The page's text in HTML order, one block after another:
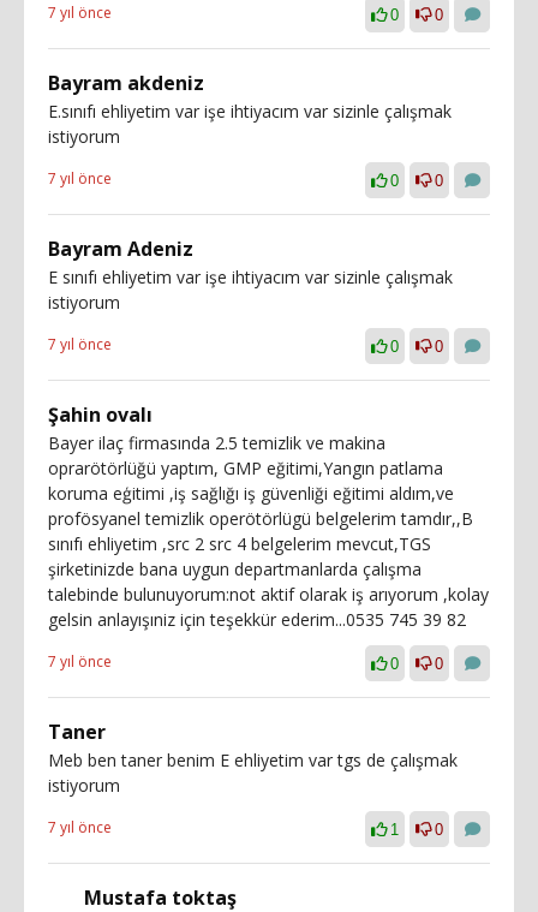
7 yıl önce 0 0
Bayram akdeniz
E.sınıfı ehliyetim var işe ihtiyacım var sizinle çalışmak
istiyorum
7 yıl önce 0 0
Bayram Adeniz
E sınıfı ehliyetim var işe ihtiyacım var sizinle çalışmak
istiyorum
7 yıl önce 0 0
Şahin ovalı
Bayer ilaç firmasında 2.5 temizlik ve makina
oprarötörlüğü yaptım, GMP eğitimi,Yangın patlama
koruma eģitimi ,iş sağlığı iş güvenliği eğitimi aldım,ve
profösyanel temizlik operötörlügü belgelerim tamdır,,B
sınıfı ehliyetim ,src 2 src 4 belgelerim mevcut,TGS
şirketinizde bana uygun departmanlarda çalışma
talebinde bulunuyorum:not aktif olarak iş arıyorum ,kolay
gelsin anlayışıniz için teşekkür ederim...0535 745 39 82
7 yıl önce 0 0
Taner
Meb ben taner benim E ehliyetim var tgs de çalışmak
istiyorum
7 yıl önce 1 0
Mustafa toktaş